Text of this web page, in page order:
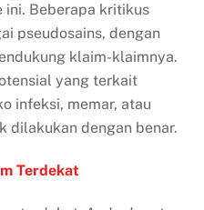
ini. Beberapa kritikus
pseudosains, dengan
klaim-klaimnya.
yang terkait
infeksi, memar, atau
dilakukan dengan benar.
Terdekat